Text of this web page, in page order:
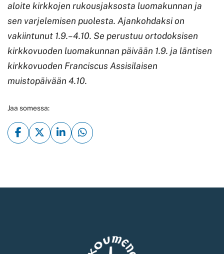
aloite kirkkojen rukousjaksosta luomakunnan ja
sen varjelemisen puolesta. Ajankohdaksi on
vakiintunut 1.9.–4.10. Se perustuu ortodoksisen
kirkkovuoden luomakunnan päivään 1.9. ja läntisen
kirkkovuoden Franciscus Assisilaisen
muistopäivään 4.10.
Jaa somessa: